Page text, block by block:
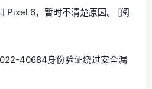
Pixel 6，暂时不清楚原因。 [阅
40684身份验证绕过安全漏